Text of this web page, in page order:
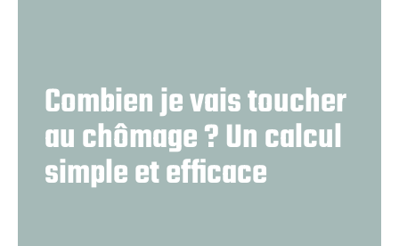
Combien je vais toucher
au chômage ? Un calcul
simple et efficace